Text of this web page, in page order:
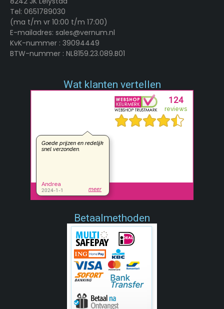
Tel: 0651789030
(ma t/m vr 10:00 t/m 17:00)
E-mailadres: sales@vernum.nl
KvK-nummer : 39094449
BTW-nummer : NL8159.23.089.B01
Wat klanten vertellen
Betaalmethoden